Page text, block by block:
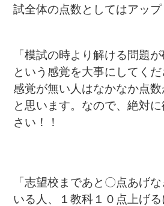
試全体の点数としてはアップ
「模試の時より解ける問題
という感覚を大事にしてく
感覚が無い人はなかなか点
と思います。なので、絶対
さい！！
「志望校まであと〇点あげ
いる人、１教科１０点上げ